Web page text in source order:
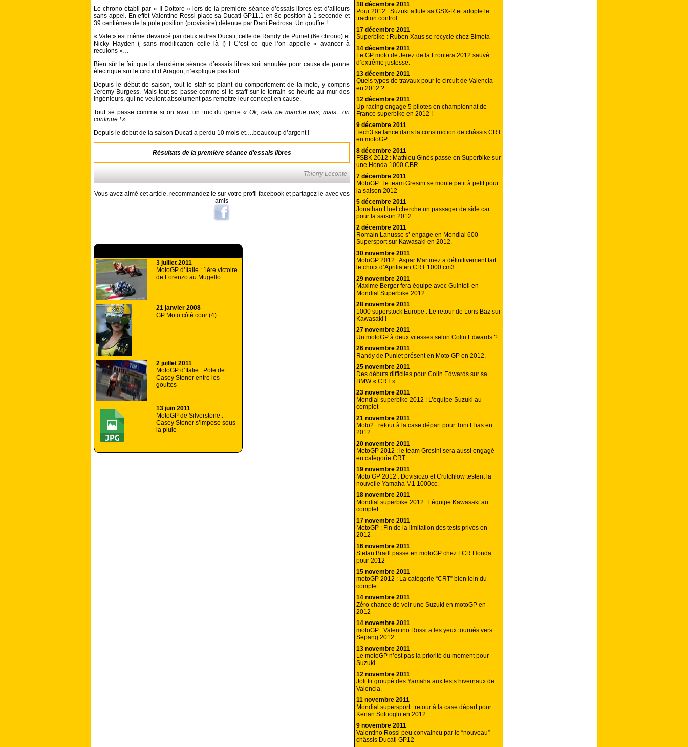
Le chrono établi par « Il Dottore » lors de la première séance d’essais libres est d’ailleurs
sans appel. En effet Valentino Rossi place sa Ducati GP11.1 en 8e position à 1 seconde et
39 centièmes de la pole position (provisoire) détenue par Dani Pedrosa. Un gouffre !
« Vale » est même devancé par deux autres Ducati, celle de Randy de Puniet (6e chrono) et
Nicky Hayden ( sans modification celle là !) ! C’est ce que l’on appelle « avancer à
reculons »…
Bien sûr le fait que la deuxième séance d’essais libres soit annulée pour cause de panne
électrique sur le circuit d’Aragon, n’explique pas tout.
Depuis le début de saison, tout le staff se plaint du comportement de la moto, y compris
Jeremy Burgess. Mais tout se passe comme si le staff sur le terrain se heurte au mur des
ingénieurs, qui ne veulent absolument pas remettre leur concept en cause.
Tout se passe comme si on avait un truc du genre« Ok, cela ne marche pas, mais…on
continue ! »
Depuis le début de la saison Ducati a perdu 10 mois et….beaucoup d’argent !
Résultats de la première séance d’essais libres
Thierry Leconte
Vous avez aimé cet article, recommandez le sur votre profil facebook et partagez le avec vos
amis
3 juillet 2011
MotoGP d’Italie : 1ère victoire
de Lorenzo au Mugello
21 janvier 2008
GP Moto côté cour (4)
2 juillet 2011
MotoGP d’Italie : Pole de
Casey Stoner entre les
gouttes
13 juin 2011
MotoGP de Silverstone :
Casey Stoner s’impose sous
la pluie
18 décembre 2011
Pour 2012 : Suzuki affute sa GSX-R et adopte le
traction control
17 décembre 2011
Superbike : Ruben Xaus se recycle chez Bimota
14 décembre 2011
Le GP moto de Jerez de la Frontera 2012 sauvé
d’extrême justesse.
13 décembre 2011
Quels types de travaux pour le circuit de Valencia
en 2012 ?
12 décembre 2011
Up racing engage 5 pilotes en championnat de
France superbike en 2012 !
9 décembre 2011
Tech3 se lance dans la construction de châssis CRT
en motoGP
8 décembre 2011
FSBK 2012 : Mathieu Ginès passe en Superbike sur
une Honda 1000 CBR.
7 décembre 2011
MotoGP : le team Gresini se monte petit à petit pour
la saison 2012
5 décembre 2011
Jonathan Huet cherche un passager de side car
pour la saison 2012
2 décembre 2011
Romain Lanusse s’ engage en Mondial 600
Supersport sur Kawasaki en 2012.
30 novembre 2011
MotoGP 2012 : Aspar Martinez a définitivement fait
le choix d’Aprilia en CRT 1000 cm3
29 novembre 2011
Maxime Berger fera équipe avec Guintoli en
Mondial Superbike 2012
28 novembre 2011
1000 superstock Europe : Le retour de Loris Baz sur
Kawasaki !
27 novembre 2011
Un motoGP à deux vitesses selon Colin Edwards ?
26 novembre 2011
Randy de Puniet présent en Moto GP en 2012.
25 novembre 2011
Des débuts difficiles pour Colin Edwards sur sa
BMW « CRT »
23 novembre 2011
Mondial superbike 2012 : L’équipe Suzuki au
complet
21 novembre 2011
Moto2 : retour à la case départ pour Toni Elias en
2012
20 novembre 2011
MotoGP 2012 : le team Gresini sera aussi engagé
en catégorie CRT
19 novembre 2011
Moto GP 2012 : Dovisiozo et Crutchlow testent la
nouvelle Yamaha M1 1000cc.
18 novembre 2011
Mondial superbike 2012 : l’équipe Kawasaki au
complet.
17 novembre 2011
MotoGP : Fin de la limitation des tests privés en
2012
16 novembre 2011
Stefan Bradl passe en motoGP chez LCR Honda
pour 2012
15 novembre 2011
motoGP 2012 : La catégorie “CRT” bien loin du
compte
14 novembre 2011
Zéro chance de voir une Suzuki en motoGP en
2012
14 novembre 2011
motoGP : Valentino Rossi a les yeux tournés vers
Sepang 2012
13 novembre 2011
Le motoGP n’est pas la priorité du moment pour
Suzuki
12 novembre 2011
Joli tir groupé des Yamaha aux tests hivernaux de
Valencia.
11 novembre 2011
Mondial supersport : retour à la case départ pour
Kenan Sofuoglu en 2012
9 novembre 2011
Valentino Rossi peu convaincu par le “nouveau”
châssis Ducati GP12